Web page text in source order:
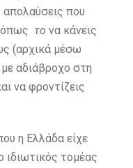
απολαύσεις που
όπως το να κάνεις
(αρχικά μέσω
αδιάβροχο στη
να φροντίζεις
η Ελλάδα είχε
ιδιωτικός τομέας